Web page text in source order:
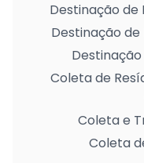
Destinação de
Destinação
Coleta de
Coleta e
Coleta